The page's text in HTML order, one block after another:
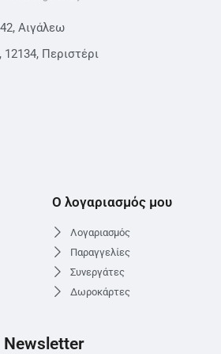
Αιγάλεω
Περιστέρι
Ο λογαριασμός μου
Λογαριασμός
Παραγγελίες
Συνεργάτες
Δωροκάρτες
Newsletter